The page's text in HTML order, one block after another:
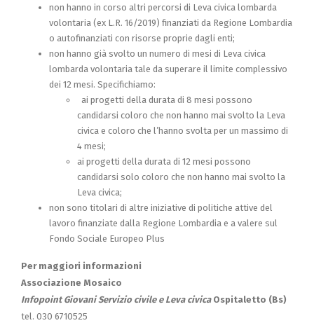
non hanno in corso altri percorsi di Leva civica lombarda
volontaria (ex L.R. 16/2019) finanziati da Regione Lombardia
o autofinanziati con risorse proprie dagli enti;
non hanno già svolto un numero di mesi di Leva civica
lombarda volontaria tale da superare il limite complessivo
dei 12 mesi. Specifichiamo:
ai progetti della durata di 8 mesi possono
candidarsi coloro che non hanno mai svolto la Leva
civica e coloro che l’hanno svolta per un massimo di
4 mesi;
ai progetti della durata di 12 mesi possono
candidarsi solo coloro che non hanno mai svolto la
Leva civica;
non sono titolari di altre iniziative di politiche attive del
lavoro finanziate dalla Regione Lombardia e a valere sul
Fondo Sociale Europeo Plus
Per maggiori informazioni
Associazione Mosaico
Infopoint Giovani Servizio civile e Leva civicaOspitaletto (Bs)
tel. 030 6710525